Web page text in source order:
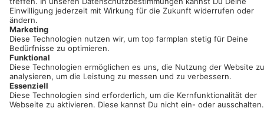
einfach und bequem!
Kostenlos registrieren & sofort starten